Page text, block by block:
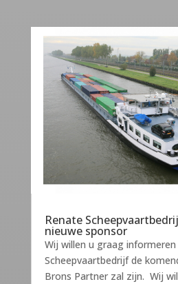
Renate
nieuwe sponsor
Wij willen u graag
Scheepvaartbedrijf de
Brons Partner zal zijn. Wij